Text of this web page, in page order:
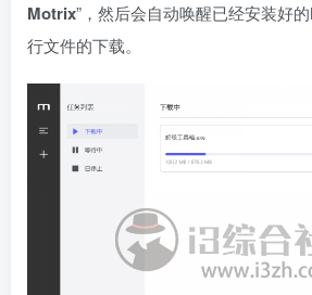
Motrix”，然后会自动唤醒已经安装好
行文件的下载。